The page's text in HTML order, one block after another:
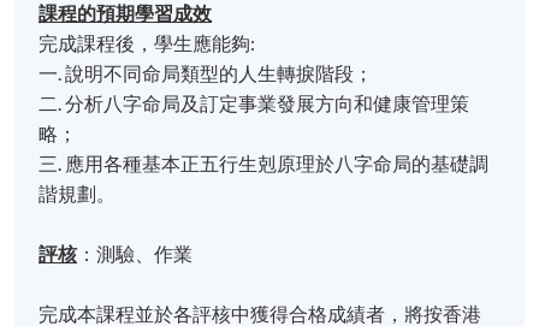
課程的預期學習成效
完成課程後，學生應能夠:
一. 說明不同命局類型的人生轉捩階段；
二. 分析八字命局及訂定事業發展方向和健康管理策
略；
三. 應用各種基本正五行生剋原理於八字命局的基礎調
諧規劃。
評核：測驗、作業
完成本課程並於各評核中獲得合格成績者，將按香港